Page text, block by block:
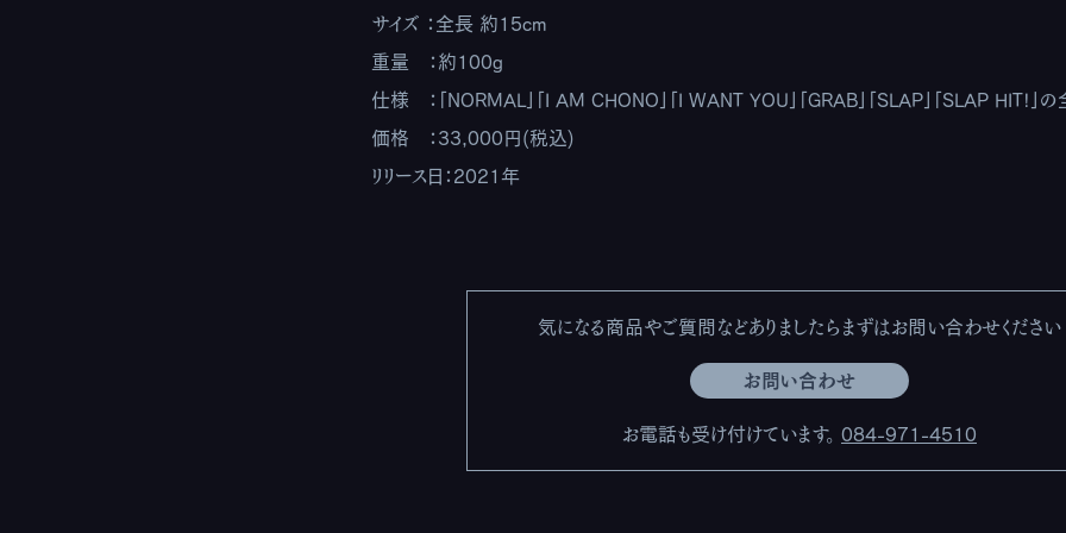
サイズ ：全長 約15cm
重量 ：約100g
仕様 ：「NORMAL」「I AM CHONO」「I WANT YOU」「GRAB」「SLAP」「SLAP HIT!」
価格 ：33,000円(税込)
リリース日：2021年
気になる商品やご質問などありましたら まずはお問い合わせください
お問い合わせ
お電話も受け付けています。 084-971-4510